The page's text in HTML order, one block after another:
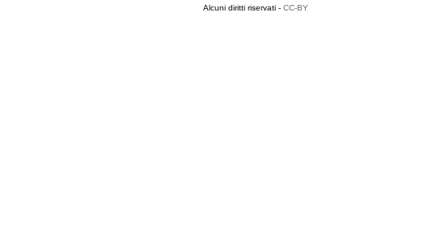
Alcuni diritti riservati - CC-BY